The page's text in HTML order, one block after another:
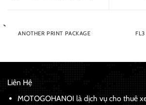
ANOTHER PRINT PACKAGE
Liên Hệ
MOTOGOHANOI là dịch vụ cho thuê